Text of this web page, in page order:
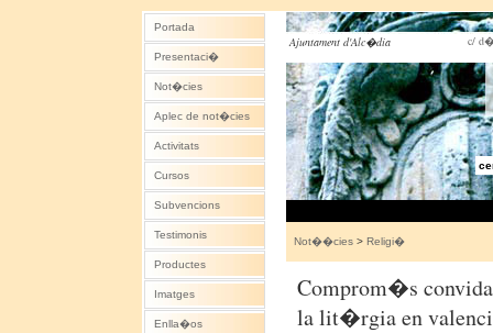
Portada
Presentaci�
Not�cies
Aplec de not�cies
Activitats
Cursos
Subvencions
Testimonis
Productes
Imatges
Enlla�os
Ajuntament d'Alc�dia c/
Not��cies > Religi�
Comprom�s
la lit�rgia en